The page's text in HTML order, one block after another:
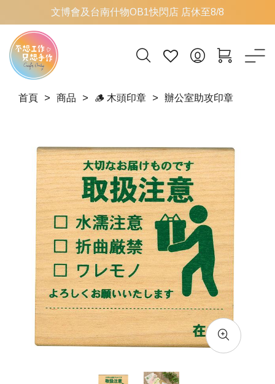
文博會及台南什物OB1快閃店 店休至8/8
首頁 商品 🪵 木頭印章 辦公室助攻印章